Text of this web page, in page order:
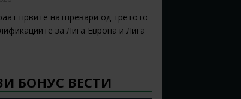
првите натпревари од третото
за Лига Европа и Лига
БОНУС ВЕСТИ